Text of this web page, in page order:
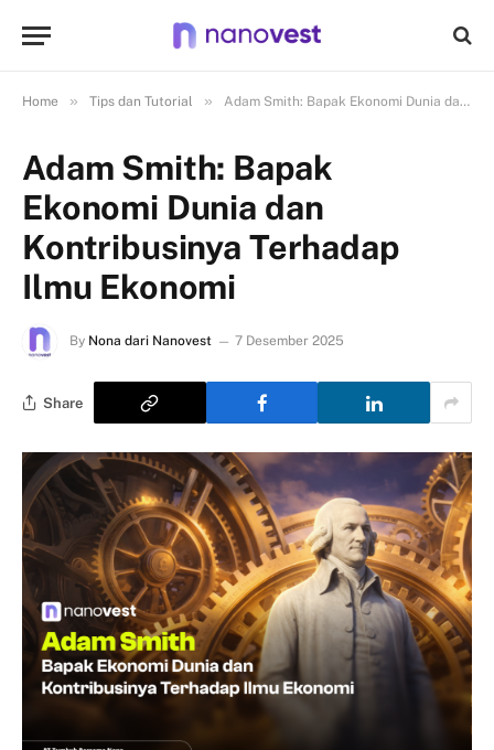
Home » Tips dan Tutorial » Adam Smith: Bapak Ekonomi Dunia dan Kontribusinya Terhadap Ilmu Ekonomi
Adam Smith: Bapak
Ekonomi Dunia dan
Kontribusinya Terhadap
Ilmu Ekonomi
By Nona dari Nanovest 7 Desember 2025
Share